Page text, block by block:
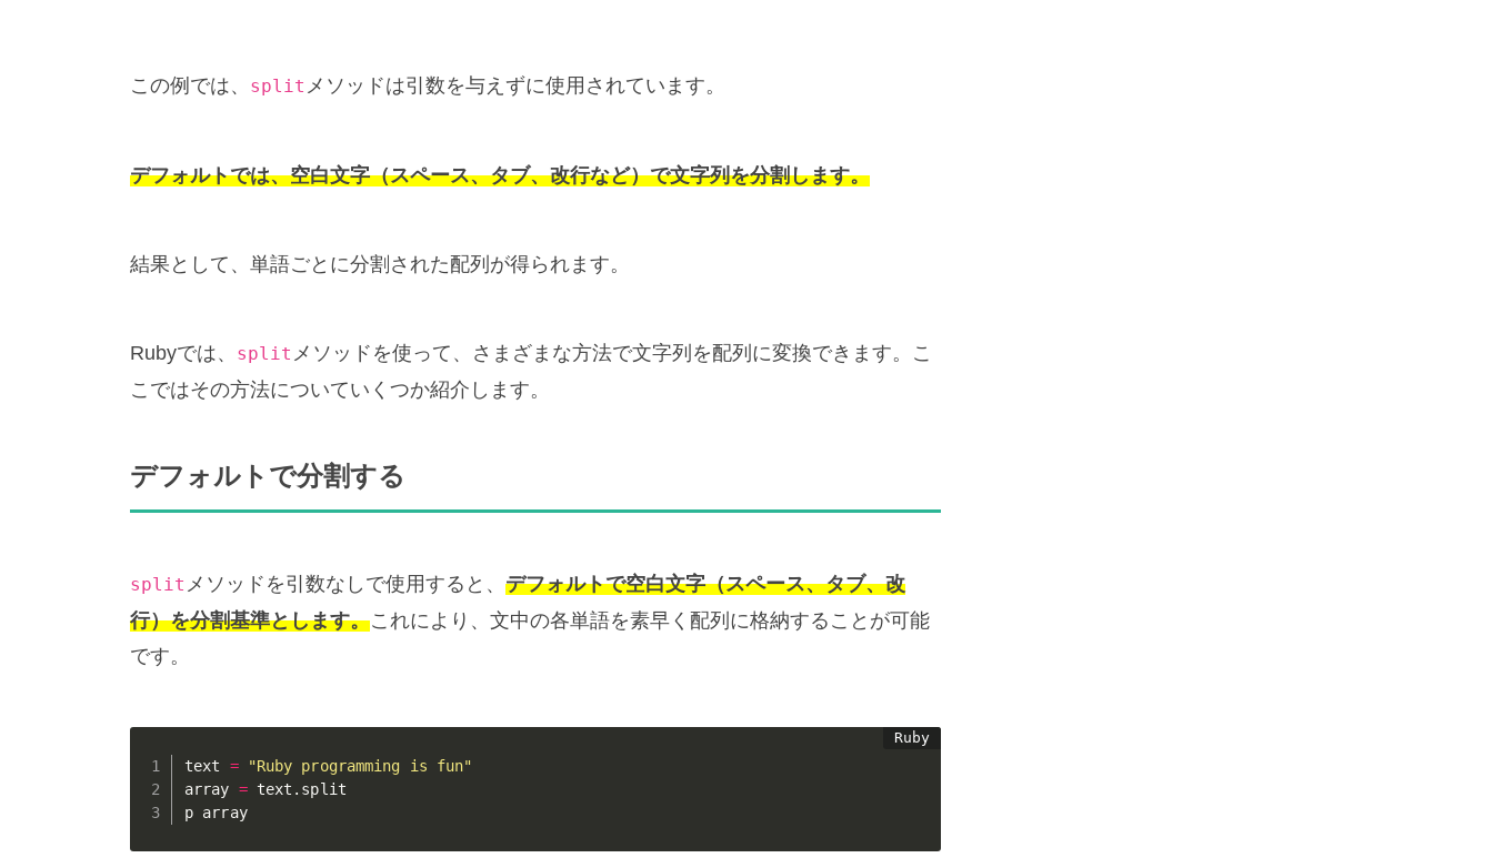
この例では、 split メソッドは引数を与えずに使用されています。
デフォルトでは、空白文字（スペース、タブ、改行など）で文字列を分割します。
結果として、単語ごとに分割された配列が得られます。
Rubyでは、 split メソッドを使って、さまざまな方法で文字列を配列に変換できます。こ
こではその方法についていくつか紹介します。
デフォルトで分割する
split メソッドを引数なしで使用すると、 デフォルトで空白文字（スペース、タブ、改
行）を分割基準とします。これにより、文中の各単語を素早く配列に格納することが可能
です。
text =
"Ruby programming is fun"
array = text . split
p array